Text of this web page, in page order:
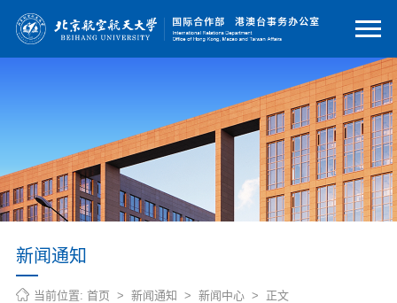
新闻通知
当前位置: 首页 > 新闻通知 > 新闻中心> 正文